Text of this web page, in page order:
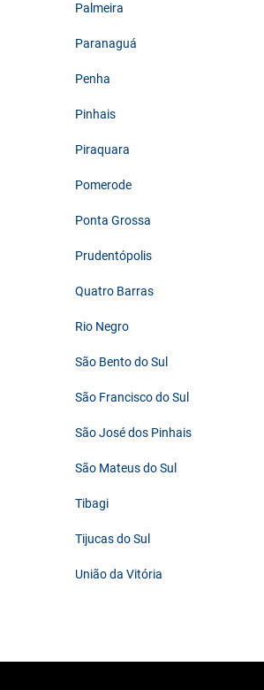
Palmeira
Paranaguá
Penha
Pinhais
Piraquara
Pomerode
Ponta Grossa
Prudentópolis
Quatro Barras
Rio Negro
São Bento do Sul
São Francisco do Sul
São José dos Pinhais
São Mateus do Sul
Tibagi
Tijucas do Sul
União da Vitória